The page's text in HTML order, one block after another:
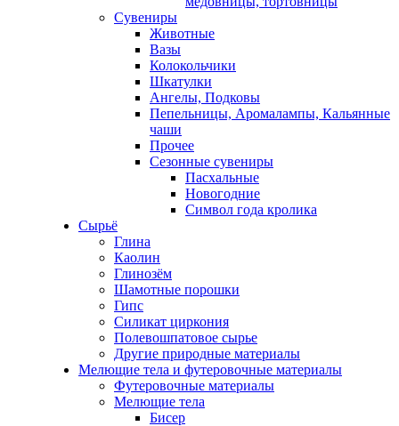
Сувениры
Животные
Вазы
Колокольчики
Шкатулки
Ангелы, Подковы
Пепельницы, Аромалампы, Кальянные
чаши
Прочее
Сезонные сувениры
Пасхальные
Новогодние
Символ года кролика
Сырьё
Глина
Каолин
Глинозём
Шамотные порошки
Гипс
Силикат циркония
Полевошпатовое сырье
Другие природные материалы
Мелющие тела и футеровочные материалы
Футеровочные материалы
Мелющие тела
Бисер